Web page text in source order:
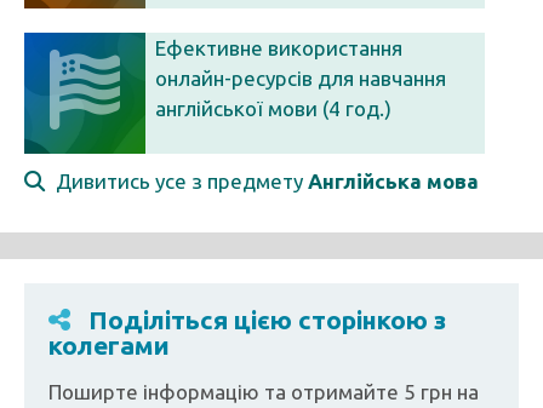
Ефективне використання
онлайн-ресурсів для навчання
англійської мови (4 год.)
Дивитись усе з предмету Англійська мова
Поділіться цією сторінкою з
колегами
Поширте інформацію та отримайте 5 грн на